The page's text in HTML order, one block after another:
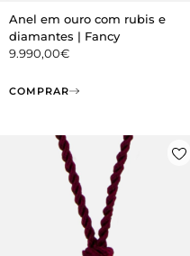
Anel em ouro com rubis e
diamantes | Fancy
9.990,00€
COMPRAR